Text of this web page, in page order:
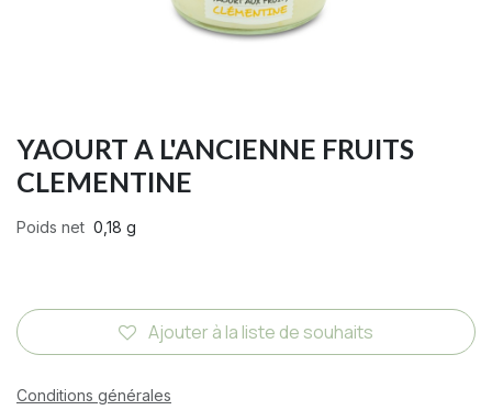
YAOURT A L'ANCIENNE FRUITS
CLEMENTINE
Poids net 0,18 g
Ajouter à la liste de souhaits
Conditions générales